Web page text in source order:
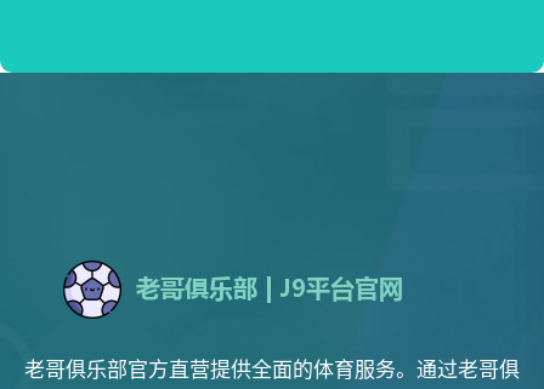
老哥俱乐部官方直营提供全面的体育服务。通过老哥俱